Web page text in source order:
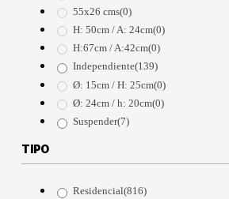
55x26 cms(0)
H: 50cm / A: 24cm(0)
H:67cm / A:42cm(0)
Independiente(139)
Ø: 15cm / H: 25cm(0)
Ø: 24cm / h: 20cm(0)
Suspender(7)
TIPO
Residencial(816)